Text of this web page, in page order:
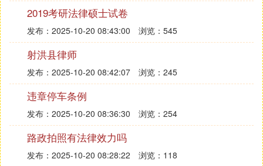
依照分手协议书的约定确定子女抚养权的归属;如果
分手协议书中约定拥有抚养权的一方对子女的抚养确
无抚养能力，或抚养条件明显低于对方，此时法院才
可以依据有利于子女健康成长的原则对约定抚养权进
行适当调整。
分手协议中的财产分割条款有效分手协议中有财产处
分的约定是当事人真实意思的表达，法律不应强行干
涉，应当认定有效。无效的协议其效力及于协议的任
何条款。由于神橡分手协议书本身便不具有法律效
力，因此，协议中约定的财产分割条款也自然不具有
法律约束力。但是，由于男女双方在分手时关于财产
2019考研法律硕士试卷
发布：2025-10-20 08:43:00 浏览：545
射洪县律师
发布：2025-10-20 08:42:07 浏览：245
违章停车条例
发布：2025-10-20 08:36:30 浏览：254
路政拍照有法律效力吗
发布：2025-10-20 08:28:22 浏览：118